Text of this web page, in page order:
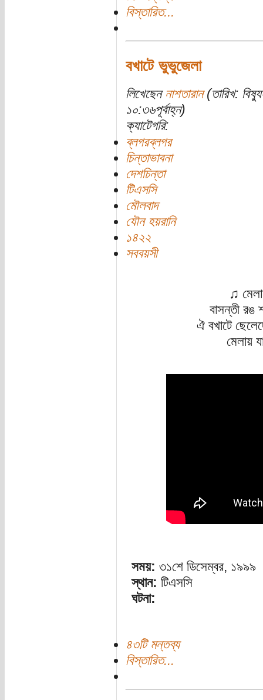
বিস্তারিত...
বখাটে ভুভুজেলা
লিখেছেন নাশতারান(তারিখ:
১০:৩৬পূর্বাহ্ন)
ক্যাটেগরি:
ব্লগরব্লগর
চিন্তাভাবনা
দেশচিন্তা
টিএসসি
মৌলবাদ
যৌন হয়রানি
১৪২২
সববয়সী
♫
বাসন্তী রঙ
ঐ বখাটে
মেলায়
সময়: ৩১শে ডিসেম্বর, ১৯৯৯
স্থান: টিএসসি
ঘটনা:
৪৩টি মন্তব্য
বিস্তারিত...